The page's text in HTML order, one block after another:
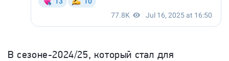
В сезоне-2024/25, который стал для